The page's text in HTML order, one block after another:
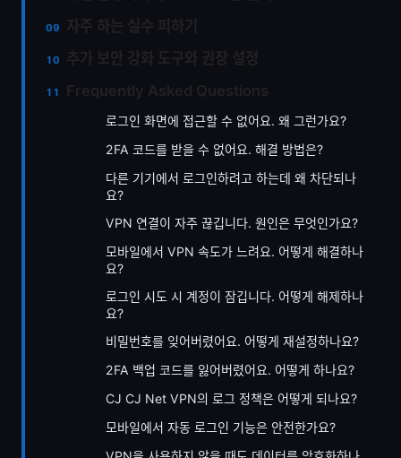
로그인 화면에 접근할 수 없어요. 왜 그런가요?
2FA 코드를 받을 수 없어요. 해결 방법은?
다른 기기에서 로그인하려고 하는데 왜 차단되나
요?
VPN 연결이 자주 끊깁니다. 원인은 무엇인가요?
모바일에서 VPN 속도가 느려요. 어떻게 해결하나
요?
로그인 시도 시 계정이 잠깁니다. 어떻게 해제하나
요?
비밀번호를 잊어버렸어요. 어떻게 재설정하나요?
2FA 백업 코드를 잃어버렸어요. 어떻게 하나요?
CJ CJ Net VPN의 로그 정책은 어떻게 되나요?
모바일에서 자동 로그인 기능은 안전한가요?